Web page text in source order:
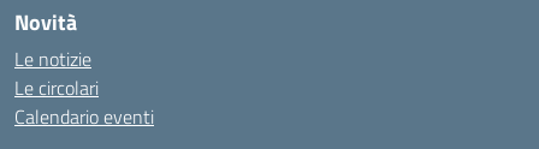
Novità
Le notizie
Le circolari
Calendario eventi